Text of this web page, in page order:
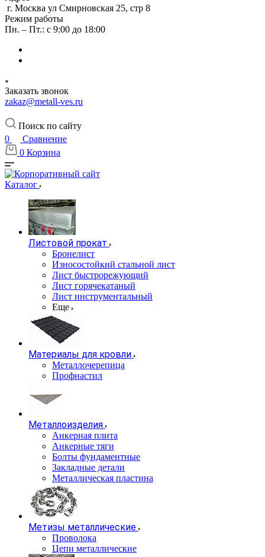
г. Москва ул Смирновская 25, стр 8
Режим работы
Пн. – Пт.: с 9:00 до 18:00
Заказать звонок
zakaz@metall-ves.ru
Поиск по сайту
0
Сравнение
0 Корзина
Каталог
Листовой прокат
Бронелист
Износостойкий стальной лист
Лист быстрорежующий
Лист горячекатаный
Лист инструментальный
Еще
Материалы для кровли
Металлочерепица
Профнастил
Металлоизделия
Анкерная плита
Анкерные тяги
Болты фундаментные
Закладные детали
Металлическая пластина
Метизы металлические
Проволока
Цепи металлические